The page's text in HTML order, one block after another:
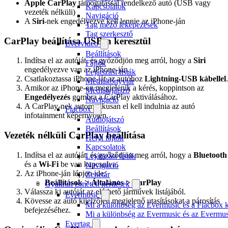
Kapcsolatok
Navigáció
Tag mező leképezések
Tag szerkesztő
Evervideo
Beállítások
Fájlok
Lejátszási listák
Médiakönyvtár
Médialejátszó
Navigáció
Flacbox
Audiojátszó
Beállítások
Helyi fájlok
Kapcsolatok
Lejátszási listák
Navigáció
Zenetár
Gyakran ismételt kérdések
Evermusic
Mi a különbség az Evermusic és a Flacbox
Mi a különbség az Evermusic és az
Evertag
Apple CarPlay támogatással rendelkező autó (USB vagy
vezeték nélküli)
A Siri-nek engedélyezve kell lennie az iPhone-ján
CarPlay beállítása USB-n keresztül
Indítsa el az autóját, és győződjön meg arról, hogy a Siri
engedélyezve van az iPhone-ján.
Csatlakoztassa iPhone-ját az autóhoz Lightning-USB kábellel.
Amikor az iPhone-on megjelenik a kérés, koppintson az
Engedélyezés gombra a CarPlay aktiválásához.
A CarPlay-nek automatikusan el kell indulnia az autó
infotainment képernyőjén.
Vezeték nélküli CarPlay beállítása
Indítsa el az autóját, és győződjön meg arról, hogy a Bluetooth
és a Wi-Fi be van kapcsolva.
Az iPhone-ján lépjen ide:
Beállítások > Általános > CarPlay
Válassza ki autóját az elérhető járművek listájából.
Kövesse az autó kijelzőjén megjelenő utasításokat a párosítás
befejezéséhez.